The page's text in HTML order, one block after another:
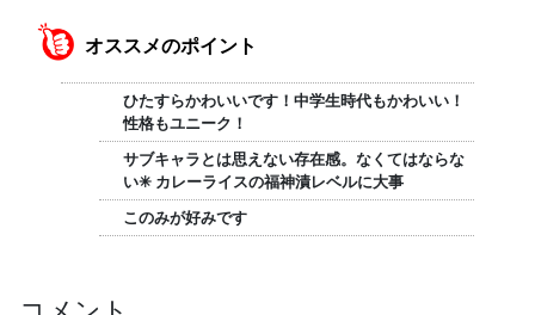
オススメのポイント
ひたすらかわいいです！中学生時代もかわいい！
性格もユニーク！
サブキャラとは思えない存在感。なくてはならな
い✳ カレーライスの福神漬レベルに大事
このみが好みです